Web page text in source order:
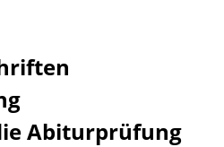
Abiturprüfung